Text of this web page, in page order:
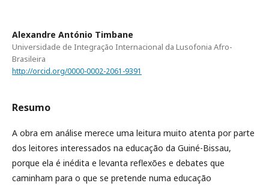
Alexandre António Timbane
Universidade de Integração Internacional da Lusofonia Afro-
Brasileira
http://orcid.org/0000-0002-2061-9391
Resumo
A obra em análise merece uma leitura muito atenta por parte
dos leitores interessados na educação da Guiné-Bissau,
porque ela é inédita e levanta reflexões e debates que
caminham para o que se pretende numa educação